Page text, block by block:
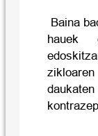
Baina
hauek